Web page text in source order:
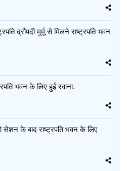
द्रौपदी मुर्मू से मिलने राष्‍ट्रपति भवन
भवन के लिए हुईं रवाना.
सेशन के बाद राष्ट्रपति भवन के लिए